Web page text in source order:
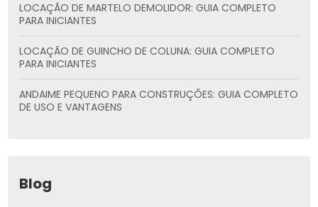
LOCAÇÃO DE MARTELO DEMOLIDOR: GUIA COMPLETO
PARA INICIANTES
LOCAÇÃO DE GUINCHO DE COLUNA: GUIA COMPLETO
PARA INICIANTES
ANDAIME PEQUENO PARA CONSTRUÇÕES: GUIA COMPLETO
DE USO E VANTAGENS
Blog